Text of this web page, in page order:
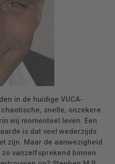
in de huidige VUCA-
snelle, onzekere
wij momenteel leven. Een
is dat veel wederzijds
zijn. Maar de aanwezigheid
vanzelfsprekend binnen